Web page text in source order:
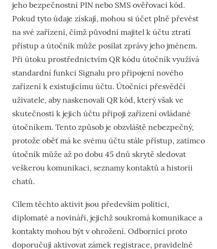
jeho bezpečnostní PIN nebo SMS ověřovací kód.
Pokud tyto údaje získají, mohou si účet plně převést
na své zařízení, čímž původní majitel k účtu ztratí
přístup a útočník může posílat zprávy jeho jménem.
Při útoku prostřednictvím QR kódu útočník využívá
standardní funkci Signalu pro připojení nového
zařízení k existujícímu účtu. Útočníci přesvědčí
uživatele, aby naskenovali QR kód, který však ve
skutečnosti k jejich účtu připojí zařízení ovládané
útočníkem. Tento způsob je obzvláště nebezpečný,
protože oběť má ke svému účtu stále přístup, zatímco
útočník může až po dobu 45 dnů skrytě sledovat
veškerou komunikaci, seznamy kontaktů a historii
chatů.
Cílem těchto aktivit jsou především politici,
diplomaté a novináři, jejichž soukromá komunikace a
kontakty mohou být v ohrožení. Odborníci proto
doporučují aktivovat zámek registrace, pravidelně